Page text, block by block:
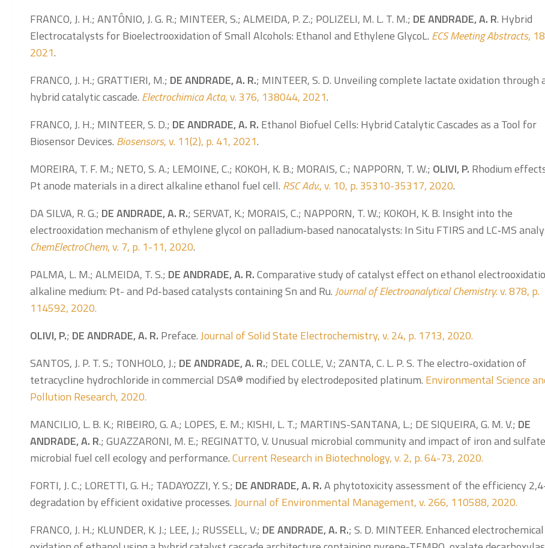
FRANCO, J. H.; ANTÔNIO, J. G. R.; MINTEER, S.; ALMEIDA, P. Z.; POLIZELI, M. L. T. M.; DE ANDRADE, A. R. Hybrid
Electrocatalysts for Bioelectrooxidation of Small Alcohols: Ethanol and Ethylene GlycoL. ECS Meeting Abstracts,
2021.
FRANCO, J. H.; GRATTIERI, M.; DE ANDRADE, A. R.; MINTEER, S. D. Unveiling complete lactate oxidation through
hybrid catalytic cascade. Electrochimica Acta, v. 376, 138044, 2021.
FRANCO, J. H.; MINTEER, S. D.; DE ANDRADE, A. R. Ethanol Biofuel Cells: Hybrid Catalytic Cascades as a Tool for
Biosensor Devices. Biosensors, v. 11(2), p. 41, 2021.
MOREIRA, T. F. M.; NETO, S. A.; LEMOINE, C.; KOKOH, K. B.; MORAIS, C.; NAPPORN, T. W.; OLIVI, P. Rhodium
Pt anode materials in a direct alkaline ethanol fuel cell. RSC Adv., v. 10, p. 35310-35317, 2020.
DA SILVA, R. G.; DE ANDRADE, A. R.; SERVAT, K.; MORAIS, C.; NAPPORN, T. W.; KOKOH, K. B. Insight into the
electrooxidation mechanism of ethylene glycol on palladium‐based nanocatalysts: In Situ FTIRS and LC‐MS
ChemElectroChem, v. 7, p. 1-11, 2020.
PALMA, L. M.; ALMEIDA, T. S.; DE ANDRADE, A. R.Comparative study of catalyst effect on ethanol
alkaline medium: Pt- and Pd-based catalysts containing Sn and Ru.Journal of Electroanalytical Chemistry. v. 878, p.
114592, 2020.
OLIVI, P.; DE ANDRADE, A. R. Preface.Journal of Solid State Electrochemistry,v. 24, p. 1713, 2020.
SANTOS, J. P. T. S.; TONHOLO, J.; DE ANDRADE, A. R.; DEL COLLE, V.; ZANTA, C. L. P. S. The electro-oxidation of
tetracycline hydrochloride in commercial DSA® modified by electrodeposited platinum. Environmental Science
Pollution Research, 2020.
MANCILIO, L. B. K.; RIBEIRO, G. A.; LOPES, E. M.; KISHI, L. T.; MARTINS-SANTANA, L.; DE SIQUEIRA, G. M. V.; DE
ANDRADE, A. R.; GUAZZARONI, M. E.; REGINATTO, V. Unusual microbial community and impact of iron and
microbial fuel cell ecology and performance.Current Research in Biotechnology, v. 2, p. 64-73, 2020.
FORTI, J. C.; LORETTI, G. H.; TADAYOZZI, Y. S.; DE ANDRADE, A. R.A phytotoxicity assessment of the efficiency
degradation by efficient oxidative processes.Journal of Environmental Management, v. 266, 110588, 2020.
FRANCO, J. H.; KLUNDER, K. J.; LEE, J.; RUSSELL, V.; DE ANDRADE, A. R.; S. D. MINTEER. Enhanced electrochemical